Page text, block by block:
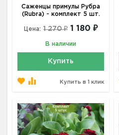
Саженцы примулы Рубра
(Rubra) - комплект 5 шт.
Цена: 1 270 ₽ 1 180 ₽
В наличии
Купить
Купить в 1 клик